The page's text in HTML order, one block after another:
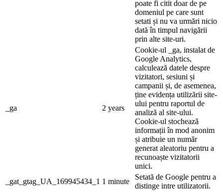
poate fi citit doar de pe
domeniul pe care sunt
setati și nu va urmări nicio
dată în timpul navigării
prin alte site-uri.
_ga 2 years
Cookie-ul _ga, instalat de
Google Analytics,
calculează datele despre
vizitatori, sesiuni și
campanii și, de asemenea,
ține evidența utilizării site-
ului pentru raportul de
analiză al site-ului.
Cookie-ul stochează
informații în mod anonim
și atribuie un număr
generat aleatoriu pentru a
recunoaște vizitatorii
unici.
_gat_gtag_UA_169945434_1 1 minute
Setată de Google pentru a
distinge intre utilizatorii.